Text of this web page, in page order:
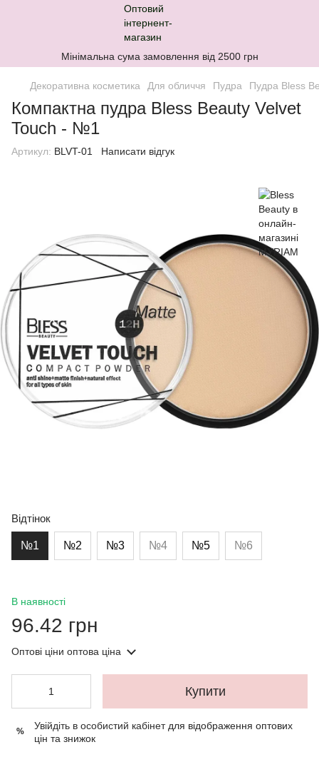
Мінімальна сума замовлення від 2500 грн
Декоративна косметика Для обличчя Пудра Пудра Bless
Компактна пудра Bless Beauty Velvet
Touch - №1
Артикул: BLVT-01 Написати відгук
Відтінок
№1 №2 №3 №4 №5 №6
В наявності
96.42 грн
Оптові ціни оптова ціна
Купити
%
Увійдіть в особистий кабінетдля відображення оптових
цін та знижок